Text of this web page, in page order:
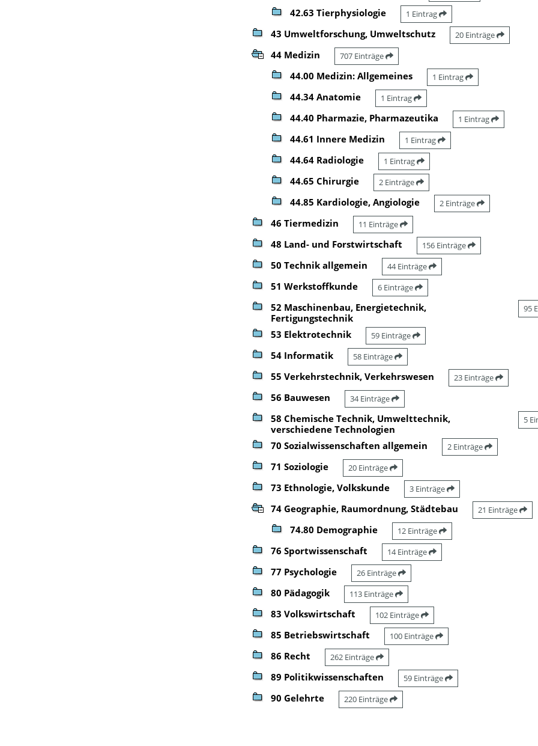
42.63 Tierphysiologie 1 Eintrag
43 Umweltforschung, Umweltschutz 20 Einträge
44 Medizin 707 Einträge
44.00 Medizin: Allgemeines 1 Eintrag
44.34 Anatomie 1 Eintrag
44.40 Pharmazie, Pharmazeutika 1 Eintrag
44.61 Innere Medizin 1 Eintrag
44.64 Radiologie 1 Eintrag
44.65 Chirurgie 2 Einträge
44.85 Kardiologie, Angiologie 2 Einträge
46 Tiermedizin 11 Einträge
48 Land- und Forstwirtschaft 156 Einträge
50 Technik allgemein 44 Einträge
51 Werkstoffkunde 6 Einträge
52 Maschinenbau, Energietechnik,
Fertigungstechnik
95
53 Elektrotechnik 59 Einträge
54 Informatik 58 Einträge
55 Verkehrstechnik, Verkehrswesen 23 Einträge
56 Bauwesen 34 Einträge
58 Chemische Technik, Umwelttechnik,
verschiedene Technologien
5
70 Sozialwissenschaften allgemein 2 Einträge
71 Soziologie 20 Einträge
73 Ethnologie, Volkskunde 3 Einträge
74 Geographie, Raumordnung, Städtebau 21 Einträge
74.80 Demographie 12 Einträge
76 Sportwissenschaft 14 Einträge
77 Psychologie 26 Einträge
80 Pädagogik 113 Einträge
83 Volkswirtschaft 102 Einträge
85 Betriebswirtschaft 100 Einträge
86 Recht 262 Einträge
89 Politikwissenschaften 59 Einträge
90 Gelehrte 220 Einträge